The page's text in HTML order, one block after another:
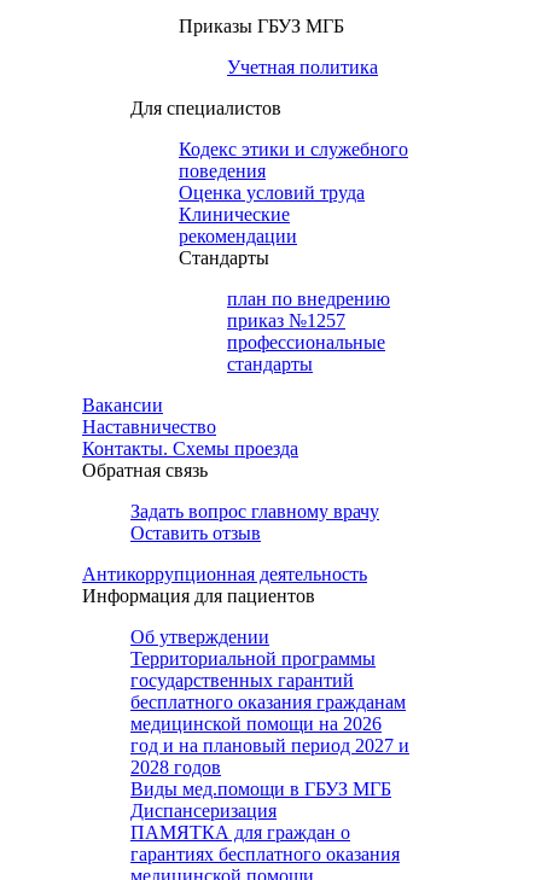
Приказы ГБУЗ МГБ
Учетная политика
Для специалистов
Кодекс этики и служебного
поведения
Оценка условий труда
Клинические
рекомендации
Cтандарты
план по внедрению
приказ №1257
профессиональные
стандарты
Вакансии
Наставничество
Контакты. Схемы проезда
Обратная связь
Задать вопрос главному врачу
Оставить отзыв
Антикоррупционная деятельность
Информация для пациентов
Об утверждении
Территориальной программы
государственных гарантий
бесплатного оказания гражданам
медицинской помощи на 2026
год и на плановый период 2027 и
2028 годов
Виды мед.помощи в ГБУЗ МГБ
Диспансеризация
ПАМЯТКА для граждан о
гарантиях бесплатного оказания
медицинской помощи